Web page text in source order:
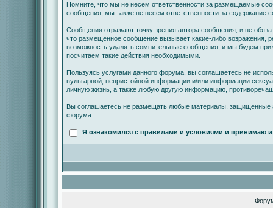
Помните, что мы не несем ответственности за размещаемые
сообщения, мы также не несем ответственности за содержание
Сообщения отражают точку зрения автора сообщения, и не
что размещенное сообщение вызывает какие-либо возражения,
возможность удалять сомнительные сообщения, и мы будем
посчитаем такие действия необходимыми.
Пользуясь услугами данного форума, вы соглашаетесь не
вульгарной, непристойной информации и/или информации
личную жизнь, а также любую другую информацию,
Вы соглашаетесь не размещать любые материалы, защищенные
форума.
Я ознакомился с правилами и условиями и принимаю